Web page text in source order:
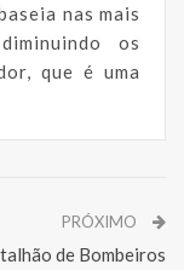
nas mais
os
que é uma
PRÓXIMO
de Bombeiros